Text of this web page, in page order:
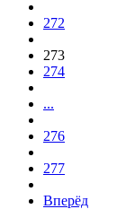
272
273
274
...
276
277
Вперёд